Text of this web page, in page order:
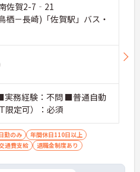
佐賀2-7‐21
栖－長崎)「佐賀駅」バス・
務経験：不問 ■普通自動
限定可）：必須
勤のみ
年間休日110日以上
通費支給 退職金制度あり